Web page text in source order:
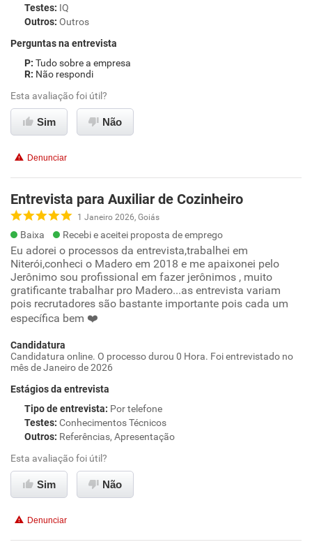
Testes: IQ
Outros: Outros
Perguntas na entrevista
Tudo sobre a empresa
Não respondi
Esta avaliação foi útil?
Sim Não
Denunciar
Entrevista para Auxiliar de Cozinheiro
1 Janeiro 2026, Goiás
Baixa Recebi e aceitei proposta de emprego
Eu adorei o processos da entrevista,trabalhei em
Niterói,conheci o Madero em 2018 e me apaixonei pelo
Jerônimo sou profissional em fazer jerônimos , muito
gratificante trabalhar pro Madero...as entrevista variam
pois recrutadores são bastante importante pois cada um
específica bem ❤️
Candidatura
Candidatura online. O processo durou 0 Hora. Foi entrevistado no
mês de Janeiro de 2026
Estágios da entrevista
Tipo de entrevista: Por telefone
Testes: Conhecimentos Técnicos
Outros: Referências, Apresentação
Esta avaliação foi útil?
Sim Não
Denunciar